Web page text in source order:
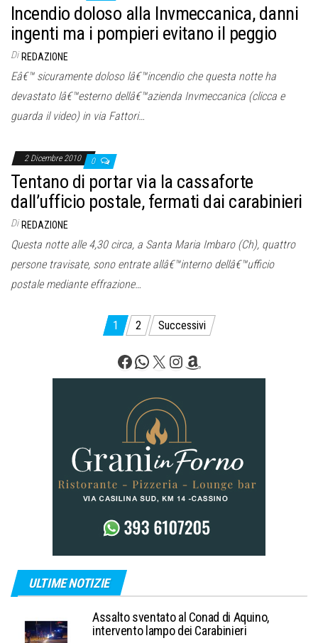
Incendio doloso alla Invmeccanica, danni
ingenti ma i pompieri evitano il peggio
Di REDAZIONE
Eâ€™ sicuramente doloso lâ€™incendio che questa notte ha
devastato lâ€™esterno dellâ€™azienda Invmeccanica (clicca e
guarda il video) in via Fattori…
2 Dicembre 2010 0
Tentano di portar via la cassaforte
dall’ufficio postale, fermati dai carabinieri
Di REDAZIONE
Questa notte alle 4,30 circa, a Santa Maria Imbaro (Ch), quattro
persone travisate, sono entrate allâ€™interno dellâ€™ufficio
postale mediante effrazione…
Paginazione
articoli
1 2 Successivi
Facebook
WhatsApp
X Instagram
Amazon
ULTIME NOTIZIE
Assalto sventato al Conad di Aquino,
intervento lampo dei Carabinieri